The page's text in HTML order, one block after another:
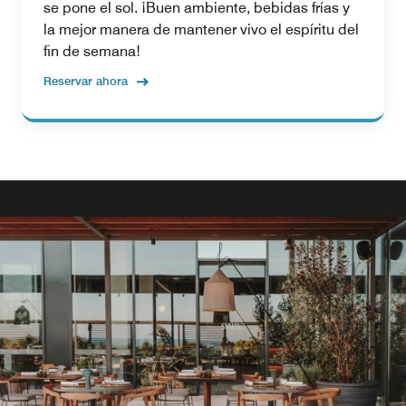
se pone el sol. ¡Buen ambiente, bebidas frías y
la mejor manera de mantener vivo el espíritu del
fin de semana!
Reservar ahora